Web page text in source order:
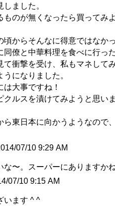
ました。
ものが無くなったら買ってみ
頃からそんなに得意ではなか
同僚と中華料理を食べに行っ
て衝撃を受け、私もマネして
うになりました。
は大事ですね！
クルスを漬けてみようと思い
ら東日本に向かうようなので
07/10 9:29 AM
な〜。スーパーにありますか
07/10 9:15 AM
います ^ ^